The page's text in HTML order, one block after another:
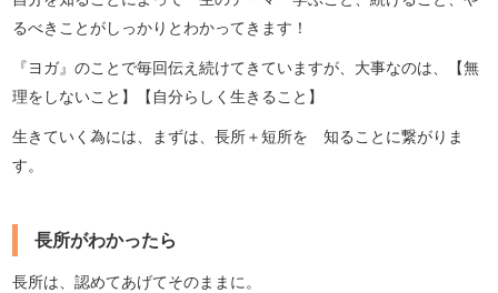
るべきことがしっかりとわかってきます！
『ヨガ』のことで毎回伝え続けてきていますが、大事なのは、【無
理をしないこと】【自分らしく生きること】
生きていく為には、まずは、長所＋短所を 知ることに繋がりま
す。
長所がわかったら
長所は、認めてあげてそのままに。